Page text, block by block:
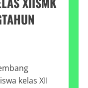
kelas XII